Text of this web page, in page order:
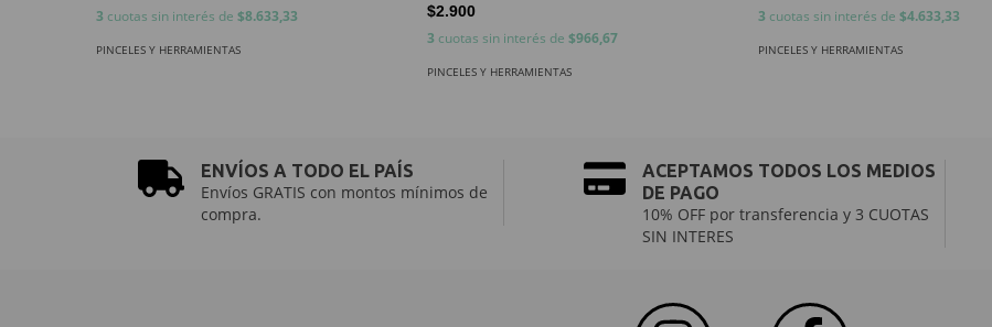
3 cuotas sin interés de $8.633,33
PINCELES Y HERRAMIENTAS
$2.900
3 cuotas sin interés de $966,67
PINCELES Y HERRAMIENTAS
3 cuotas sin interés de $4.633,33
PINCELES Y HERRAMIENTAS
ENVÍOS A TODO EL PAÍS
Envíos GRATIS con montos mínimos de
compra.
ACEPTAMOS TODOS LOS MEDIOS
DE PAGO
10% OFF por transferencia y 3 CUOTAS
SIN INTERES